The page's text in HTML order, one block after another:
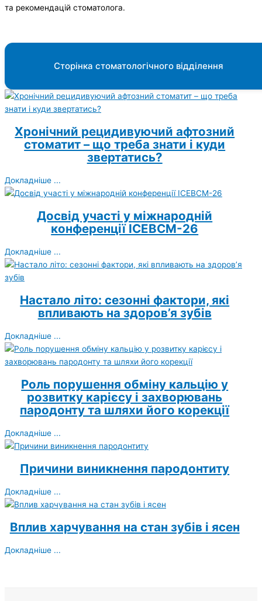
та рекомендацій стоматолога.
Сторінка стоматологічного відділення
Хронічний рецидивуючий афтозний
стоматит – що треба знати і куди
звертатись?
Докладніше ...
Досвід участі у міжнародній
конференції ICEBCM-26
Докладніше ...
Настало літо: сезонні фактори, які
впливають на здоров’я зубів
Докладніше ...
Роль порушення обміну кальцію у
розвитку карієсу і захворювань
пародонту та шляхи його корекції
Докладніше ...
Причини виникнення пародонтиту
Докладніше ...
Вплив харчування на стан зубів і ясен
Докладніше ...